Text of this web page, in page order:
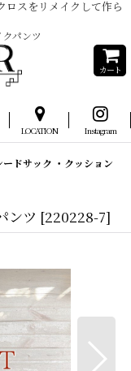
ロスをリメイクして作ら
パンツ
カート
LOCATION Instagram
ドサック ・クッション
ンツ [220228-7]